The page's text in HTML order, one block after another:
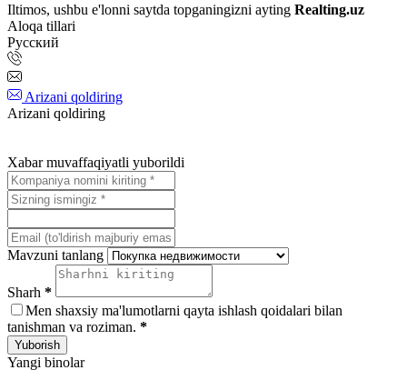
Iltimos, ushbu e'lonni saytda topganingizni ayting Realting.uz
Aloqa tillari
Русский
Arizani qoldiring
Arizani qoldiring
Xabar muvaffaqiyatli yuborildi
Mavzuni tanlang
Sharh *
Men shaxsiy ma'lumotlarni qayta ishlash qoidalari bilan
tanishman va roziman. *
Yuborish
Yangi binolar